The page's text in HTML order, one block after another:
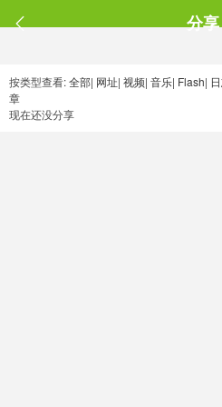
分享
按类型查看:全部| 网址| 视频| 音乐| Flash|
章
现在还没分享